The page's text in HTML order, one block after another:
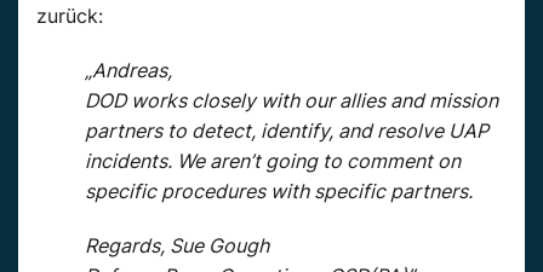
zurück:
„Andreas,
DOD works closely with our allies and mission
partners to detect, identify, and resolve UAP
incidents. We aren’t going to comment on
specific procedures with specific partners.
Regards, Sue Gough